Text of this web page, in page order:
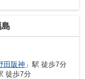
田阪神 」駅 徒歩7分
徒歩7分